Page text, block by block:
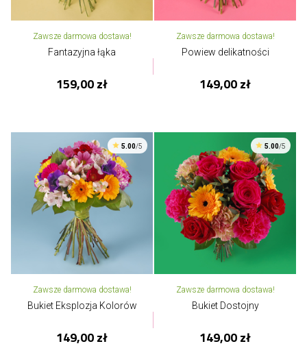
Zawsze darmowa dostawa!
Fantazyjna łąka
159,00 zł
Zawsze darmowa dostawa!
Powiew delikatności
149,00 zł
5.00/5
Zawsze darmowa dostawa!
Bukiet Eksplozja Kolorów
149,00 zł
5.00/5
Zawsze darmowa dostawa!
Bukiet Dostojny
149,00 zł